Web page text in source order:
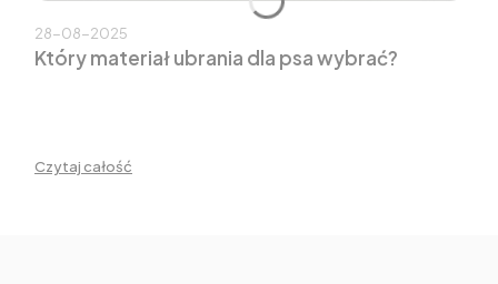
28-08-2025
Który materiał ubrania dla psa wybrać?
Czytaj całość